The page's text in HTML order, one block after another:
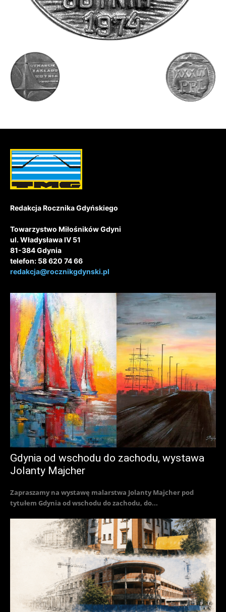
Redakcja Rocznika Gdyńskiego
Towarzystwo Miłośników Gdyni
ul. Władysława IV 51
81-384 Gdynia
telefon: 58 620 74 66
redakcja@rocznikgdynski.pl
Gdynia od wschodu do zachodu, wystawa
Jolanty Majcher
Zapraszamy na wystawę malarstwa Jolanty Majcher pod
tytułem Gdynia od wschodu do zachodu, do...